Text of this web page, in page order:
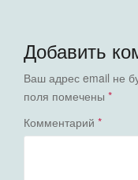
Добавить
Ваш адрес email не
поля помечены *
Комментарий *